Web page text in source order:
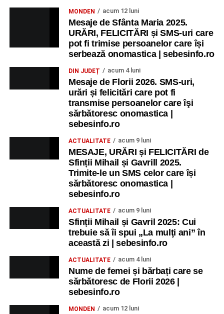
MONDEN acum 12 luni
Mesaje de Sfânta Maria 2025.
URĂRI, FELICITĂRI și SMS-uri care
pot fi trimise persoanelor care își
serbează onomastica | sebesinfo.ro
DIN JUDEȚ acum 4 luni
Mesaje de Florii 2026. SMS-uri,
urări și felicitări care pot fi
transmise persoanelor care îşi
sărbătoresc onomastica |
sebesinfo.ro
ACTUALITATE acum 9 luni
MESAJE, URĂRI și FELICITĂRI de
Sfinții Mihail și Gavrill 2025.
Trimite-le un SMS celor care își
sărbătoresc onomastica |
sebesinfo.ro
ACTUALITATE acum 9 luni
Sfinții Mihail și Gavril 2025: Cui
trebuie să îi spui „La mulţi ani” în
această zi | sebesinfo.ro
ACTUALITATE acum 4 luni
Nume de femei și bărbați care se
sărbătoresc de Florii 2026 |
sebesinfo.ro
MONDEN acum 12 luni